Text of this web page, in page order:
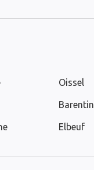
Oissel
Barentin
Elbeuf